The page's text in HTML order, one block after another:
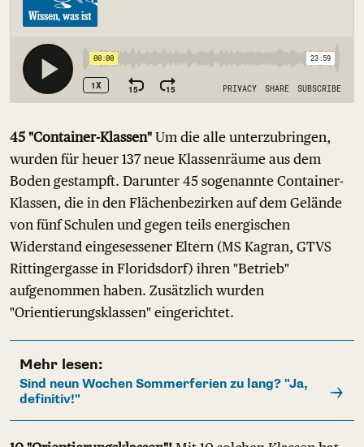
45 "Container-Klassen" Um die alle unterzubringen,
wurden für heuer 137 neue Klassenräume aus dem
Boden gestampft. Darunter 45 sogenannte Container-
Klassen, die in den Flächenbezirken auf dem Gelände
von fünf Schulen und gegen teils energischen
Widerstand eingesessener Eltern (MS Kagran, GTVS
Rittingergasse in Floridsdorf) ihren "Betrieb"
aufgenommen haben. Zusätzlich wurden
"Orientierungsklassen" eingerichtet.
Mehr lesen:
Sind neun Wochen Sommerferien zu lang? "Ja,
definitiv!"